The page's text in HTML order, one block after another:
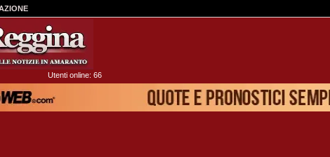
Utenti online: 66